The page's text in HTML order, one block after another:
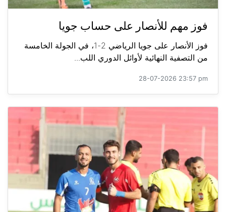
فوز مهم للأنصار على حساب جويا
فوز الأنصار على جويا الرياضي 2-1، في الجولة الخامسة
من التصفية النهائية لأوائل الدوري اللب...
28-07-2026 23:57 pm